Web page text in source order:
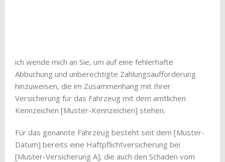
ich wende mich an Sie, um auf eine fehlerhafte
Abbuchung und unberechtigte Zahlungsaufforderung
hinzuweisen, die im Zusammenhang mit Ihrer
Versicherung für das Fahrzeug mit dem amtlichen
Kennzeichen [Muster-Kennzeichen] stehen.
Für das genannte Fahrzeug besteht seit dem [Muster-
Datum] bereits eine Haftpflichtversicherung bei
[Muster-Versicherung A], die auch den Schaden vom